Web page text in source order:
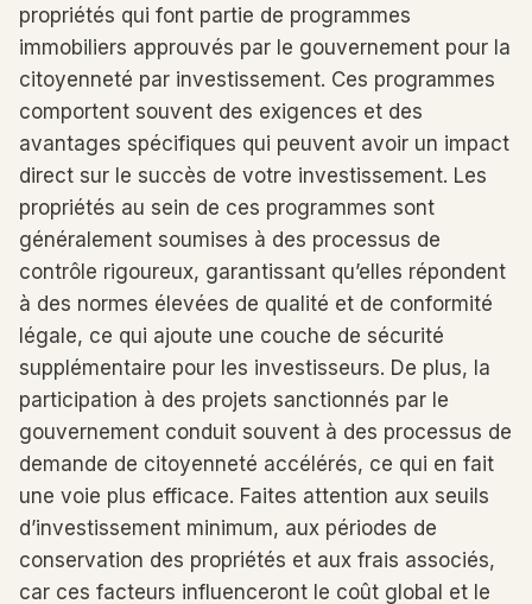
propriétés qui font partie de programmes
immobiliers approuvés par le gouvernement pour la
citoyenneté par investissement. Ces programmes
comportent souvent des exigences et des
avantages spécifiques qui peuvent avoir un impact
direct sur le succès de votre investissement. Les
propriétés au sein de ces programmes sont
généralement soumises à des processus de
contrôle rigoureux, garantissant qu’elles répondent
à des normes élevées de qualité et de conformité
légale, ce qui ajoute une couche de sécurité
supplémentaire pour les investisseurs. De plus, la
participation à des projets sanctionnés par le
gouvernement conduit souvent à des processus de
demande de citoyenneté accélérés, ce qui en fait
une voie plus efficace. Faites attention aux seuils
d’investissement minimum, aux périodes de
conservation des propriétés et aux frais associés,
car ces facteurs influenceront le coût global et le